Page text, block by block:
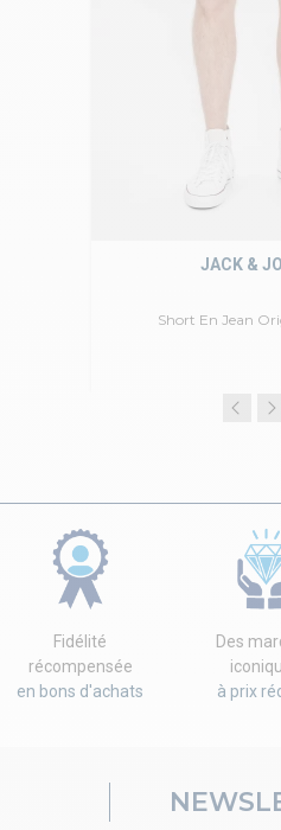
Short En Jean
JACK &
Fidélité
récompensée
en bons d'achats
Des
à prix